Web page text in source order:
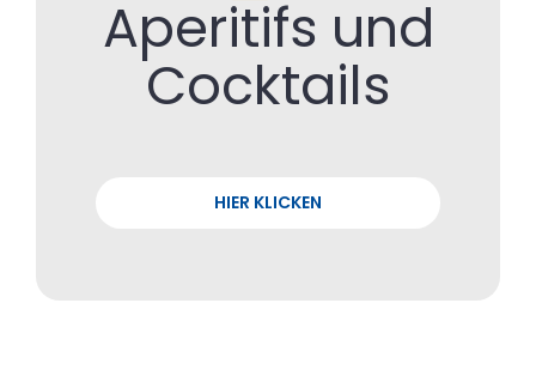
Aperitifs und
Cocktails
HIER KLICKEN